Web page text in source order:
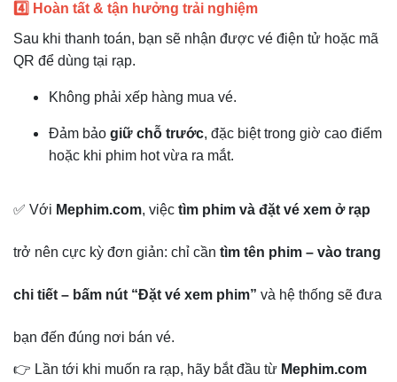
4️⃣ Hoàn tất & tận hưởng trải nghiệm
Sau khi thanh toán, bạn sẽ nhận được vé điện tử hoặc mã
QR để dùng tại rạp.
Không phải xếp hàng mua vé.
Đảm bảo giữ chỗ trước, đặc biệt trong giờ cao điểm
hoặc khi phim hot vừa ra mắt.
✅ Với Mephim.com, việc tìm phim và đặt vé xem ở rạp
trở nên cực kỳ đơn giản: chỉ cần tìm tên phim – vào trang
chi tiết – bấm nút “Đặt vé xem phim” và hệ thống sẽ đưa
bạn đến đúng nơi bán vé.
👉 Lần tới khi muốn ra rạp, hãy bắt đầu từ Mephim.com